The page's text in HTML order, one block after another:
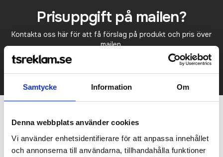
Samtycke Information Om
Denna webbplats använder cookies
Vi använder enhetsidentifierare för att anpassa innehållet
och annonserna till användarna, tillhandahålla funktioner
Prisuppgift på mailen?
Kontakta oss här för att få förslag på produkt och pris över
mailen.
Det går också utmärkt att bara ställa frågor!
KONTAKTA OSS
Relaterade produkter